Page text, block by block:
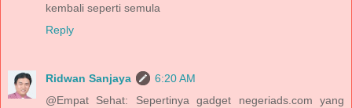
kembali seperti semula
Reply
Ridwan Sanjaya
6:20 AM
@Empat Sehat: Sepertinya gadget negeriads.com yang